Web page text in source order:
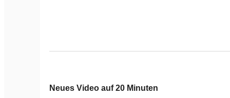
Neues Video auf 20 Minuten